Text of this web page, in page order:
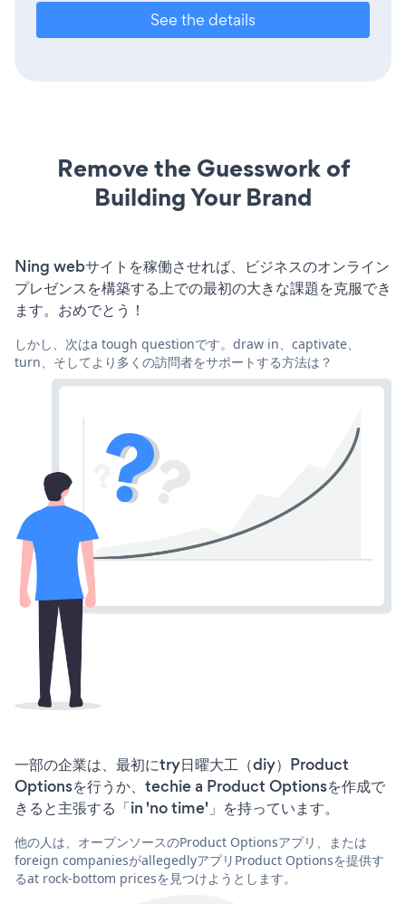
See the details
Remove the Guesswork of
Building Your Brand
Ning webサイトを稼働させれば、ビジネスのオンライン
プレゼンスを構築する上での最初の大きな課題を克服でき
ます。おめでとう！
しかし、次はa tough questionです。draw in、captivate、
turn、そしてより多くの訪問者をサポートする方法は？
一部の企業は、最初にtry日曜大工（diy）Product
Optionsを行うか、techie a Product Optionsを作成で
きると主張する「in 'no time'」を持っています。
他の人は、オープンソースのProduct Optionsアプリ、または
foreign companiesがallegedlyアプリProduct Optionsを提供す
るat rock-bottom pricesを見つけようとします。